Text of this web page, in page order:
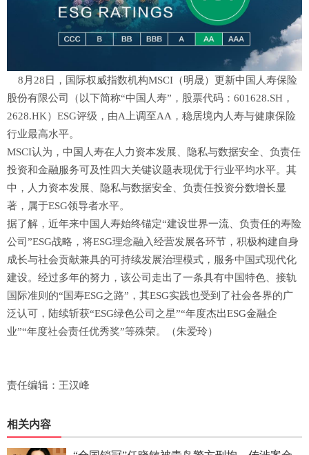
8月28日，国际权威指数机构MSCI（明晟）更新中国人寿保险
股份有限公司（以下简称“中国人寿”，股票代码：601628.SH，
2628.HK）ESG评级，由A上调至AA，稳居境内人寿与健康保险
行业最高水平。
MSCI认为，中国人寿在人力资本发展、隐私与数据安全、负责任
投资和金融服务可及性四大关键议题表现优于行业平均水平。其
中，人力资本发展、隐私与数据安全、负责任投资分数增长显
著，属于ESG领导者水平。
据了解，近年来中国人寿始终锚定“建设世界一流、负责任的寿险
公司”ESG战略，将ESG理念融入经营发展各环节，积极构建自身
成长与社会贡献兼具的可持续发展治理模式，服务中国式现代化
建设。经过多年的努力，该公司走出了一条具有中国特色、接轨
国际准则的“国寿ESG之路”，其ESG实践也受到了社会各界的广
泛认可，陆续斩获“ESG绿色公司之星”“年度杰出ESG金融企
业”“年度社会责任优秀奖”等殊荣。（朱爱玲）
责任编辑：王汉峰
相关内容